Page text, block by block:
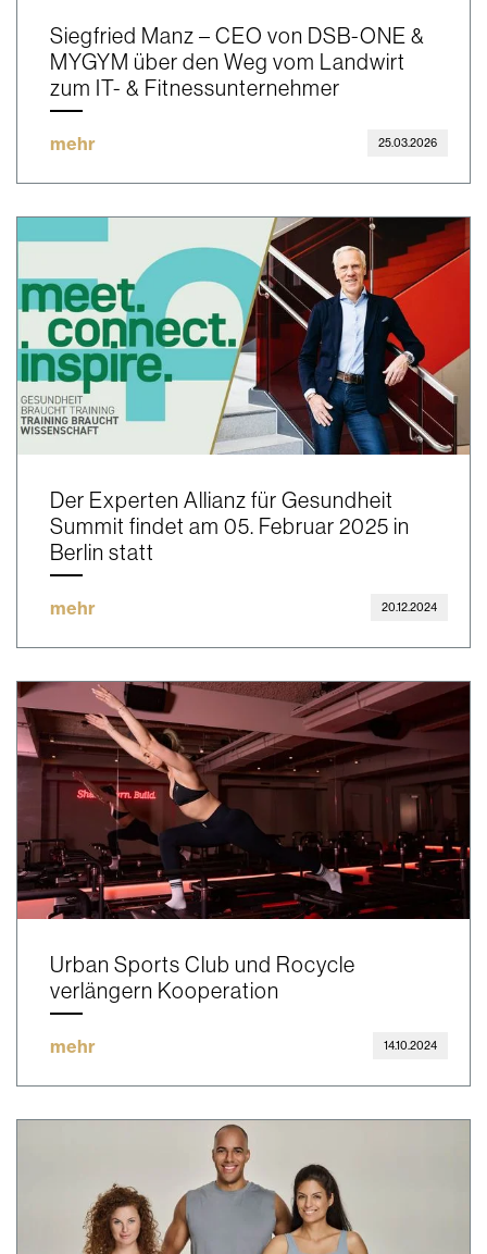
Siegfried Manz – CEO von DSB-ONE &
MYGYM über den Weg vom Landwirt
zum IT- & Fitnessunternehmer
mehr 25.03.2026
Der Experten Allianz für Gesundheit
Summit findet am 05. Februar 2025 in
Berlin statt
mehr 20.12.2024
Urban Sports Club und Rocycle
verlängern Kooperation
mehr 14.10.2024